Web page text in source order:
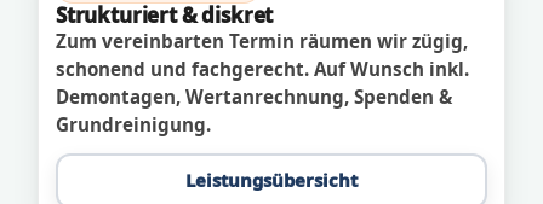
Strukturiert & diskret
Zum vereinbarten Termin räumen wir zügig,
schonend und fachgerecht. Auf Wunsch inkl.
Demontagen, Wertanrechnung, Spenden &
Grundreinigung.
Leistungsübersicht